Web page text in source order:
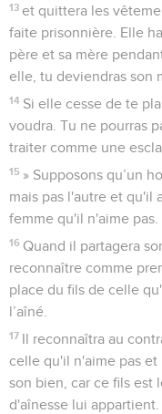
13 et quittera les
faite prisonnière. Elle
père et sa mère
elle, tu deviendras son
14 Si elle cesse de te
voudra. Tu ne pourras
traiter comme une
15 » Supposons qu’un
mais pas l'autre et qu'il
femme qu'il n'aime pas.
16 Quand il partagera
reconnaître comme
place du fils de celle
l’aîné.
17 Il reconnaîtra au
celle qu'il n'aime pas
son bien, car ce fils est
d'aînesse lui appartient.